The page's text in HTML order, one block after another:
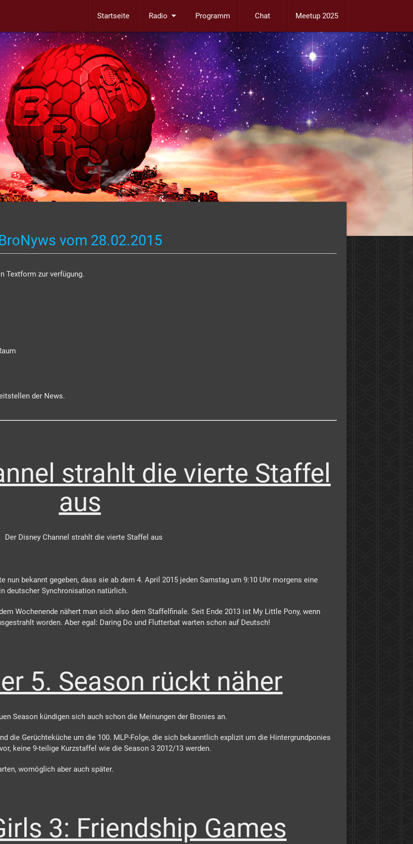
Startseite arrow_drop_down
Radio Programm Chat Meetup 2025
vom 28.02.2015
Textform zur verfügung.
der News.
strahlt die vierte Staffel
aus
bekannt gegeben, dass sie ab dem 4. April 2015 jeden Samstag um 9:10 Uhr morgens eine
deutscher Synchronisation natürlich.
Wochenende nähert man sich also dem Staffelfinale. Seit Ende 2013 ist My Little Pony, wenn
worden. Aber egal: Daring Do und Flutterbat warten schon auf Deutsch!
5. Season rückt näher
Season kündigen sich auch schon die Meinungen der Bronies an.
die Gerüchteküche um die 100. MLP-Folge, die sich bekanntlich explizit um die Hintergrundponies
keine 9-teilige Kurzstaffel wie die Season 3 2012/13 werden.
womöglich aber auch später.
3: Friendship Games